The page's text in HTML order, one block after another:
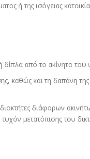
ή της ισόγειας
από το ακίνητο
και τη δαπάνη της
διάφορων
μετατόπισης του